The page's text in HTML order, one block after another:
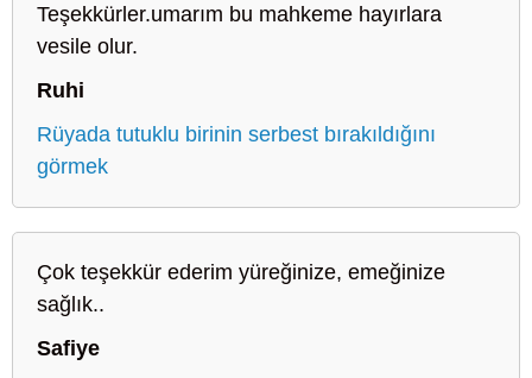
Teşekkürler.umarım bu mahkeme hayırlara
vesile olur.
Ruhi
Rüyada tutuklu birinin serbest bırakıldığını
görmek
Çok teşekkür ederim yüreğinize, emeğinize
sağlık..
Safiye